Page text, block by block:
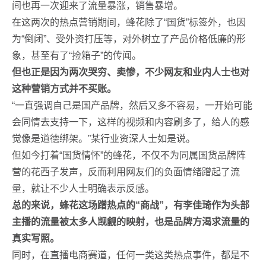
间也再一次迎来了流量暴涨，销售暴增。
在这两次的热点营销期间，蜂花除了“国货”标签外，也因
为“倒闭”、受外资打压等，对外树立了产品价格低廉的形
象，甚至有了“捡箱子”的传闻。
但也正是因为两次哭穷、卖惨，不少网友和业内人士也对
这种营销方式并不买账。
“一直强调自己是国产品牌，然后又多不容易，一开始可能
会同情去支持一下，这样的视频和内容刷多了，给人的感
觉像是道德绑架。”某行业资深人士如是说。
但如今打着“国货情怀”的蜂花，不仅不为同属国货品牌阵
营的花西子发声，反而利用网友们的负面情绪蹭起了流
量，就让不少人士明确表示反感。
总的来说，蜂花这场蹭热点的“商战”，有李佳琦作为头部
主播的流量被太多人觊觎的映射，也是品牌方渴求流量的
真实写照。
同时，在直播电商赛道，任何一类这类热点事件，都是不